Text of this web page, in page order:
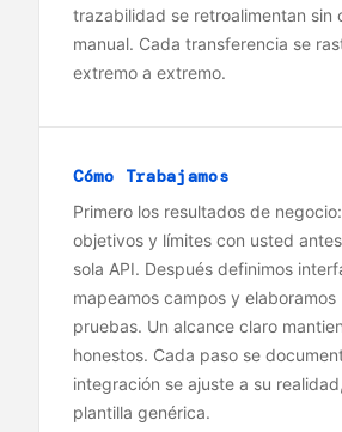
trazabilidad se retroalimentan sin
manual. Cada transferencia se
extremo a extremo.
Cómo Trabajamos
Primero los resultados de
objetivos y límites con usted
sola API. Después definimos
mapeamos campos y elaboramos
pruebas. Un alcance claro
honestos. Cada paso se
integración se ajuste a su
plantilla genérica.